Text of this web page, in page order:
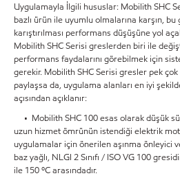
Uygulamayla İlgili hususlar: Mobilith SHC
bazlı ürün ile uyumlu olmalarına karşın,
karıştırılması performans düşüşüne yol
Mobilith SHC Serisi greslerden biri ile
performans faydalarını görebilmek için
gerekir. Mobilith SHC Serisi gresler pek çok
paylaşsa da, uygulama alanları en iyi
açısından açıklanır:
• Mobilith SHC 100 esas olarak düşük
uzun hizmet ömrünün istendiği elektrik
uygulamalar için önerilen aşınma önleyici
baz yağlı, NLGI 2 Sınıfı / ISO VG 100
ile 150 ºC arasındadır.